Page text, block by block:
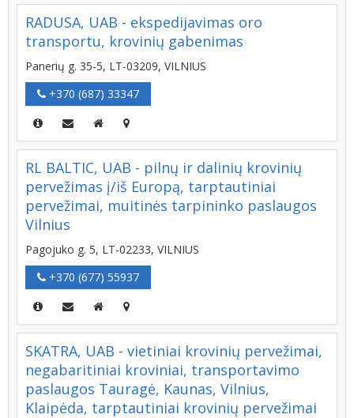
RADUSA, UAB - ekspedijavimas oro
transportu, krovinių gabenimas
Panerių g. 35-5, LT-03209, VILNIUS
+370 (687) 33347
RL BALTIC, UAB - pilnų ir dalinių krovinių
pervežimas į/iš Europą, tarptautiniai
pervežimai, muitinės tarpininko paslaugos
Vilnius
Pagojuko g. 5, LT-02233, VILNIUS
+370 (677) 55937
SKATRA, UAB - vietiniai krovinių pervežimai,
negabaritiniai kroviniai, transportavimo
paslaugos Tauragė, Kaunas, Vilnius,
Klaipėda, tarptautiniai krovinių pervežimai